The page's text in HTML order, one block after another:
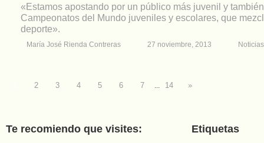
«Estamos apostando por un público más juvenil y
Campeonatos del Mundo juveniles y escolares, que
deporte».
María José Rienda Contreras 27 noviembre, 2013 Noticias
2 3 4 5 6 7 14 »
Te recomiendo que visites: Etiquetas